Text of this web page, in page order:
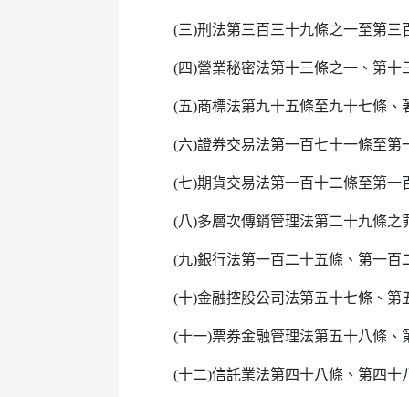
(三)刑法第三百三十九條之一至第三
(四)營業秘密法第十三條之一、第十
(五)商標法第九十五條至九十七條
(六)證券交易法第一百七十一條至第
(七)期貨交易法第一百十二條至第一
(八)多層次傳銷管理法第二十九條之
(九)銀行法第一百二十五條、第一
(十)金融控股公司法第五十七條、
(十一)票券金融管理法第五十八條
(十二)信託業法第四十八條、第四